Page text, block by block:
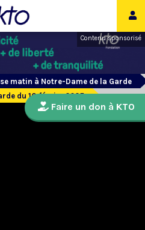
Contenu sponsorisé
matin à Notre-Dame de la Garde
du 10 février 2025
Faire un don à KTO